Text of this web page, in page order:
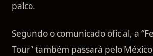
palco.
Segundo o comunicado oficial, a
Tour” também passará pelo